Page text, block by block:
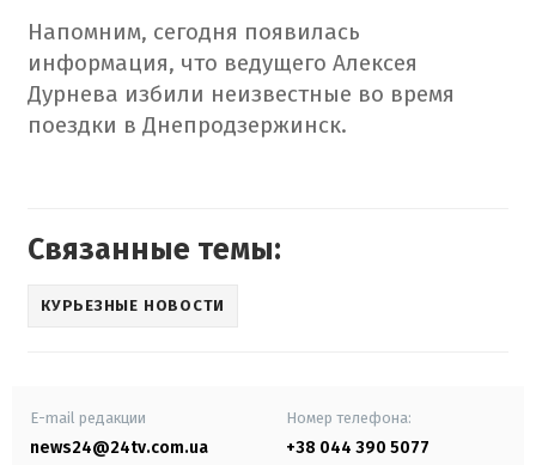
Напомним, сегодня появилась
информация, что ведущего Алексея
Дурнева избили неизвестные во время
поездки в Днепродзержинск.
Связанные темы:
КУРЬЕЗНЫЕ НОВОСТИ
E-mail редакции
news24@24tv.com.ua
Номер телефона:
+38 044 390 5077